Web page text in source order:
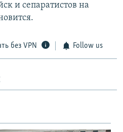
и сепаратистов на
без VPN Follow us